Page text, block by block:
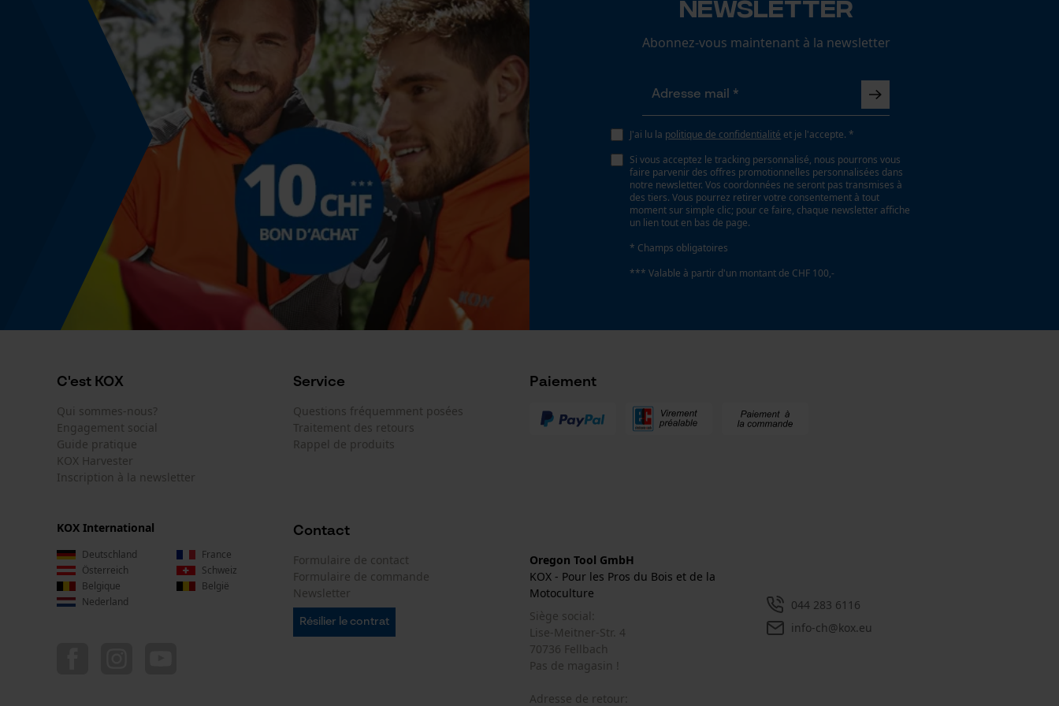
Angle daffûtage Coupe en biais
Non
Angle de poitrine sécurisant
404"
Distance du limiteur de profondeur Propulseur épaisseur de la rainure (mm)
1.6 mm
Épaisseur du propulseur / largeur de la rainure
0.063 in Non
Remplacement de chaîne sans outil
Non
Énergie & performance
Indicateur de capacité de la batterie
Non
Batterie incluse
Batterie/piles non incluses
Coloris
Couleur
Newsletter
Abonnez-vous maintenant à la newsletter
J'ai lu la politique de confidentialité et je l'accepte. *
Si vous acceptez le tracking personnalisé, nous pourrons vous
faire parvenir des offres promotionnelles personnalisées dans
notre newsletter. Vos coordonnées ne seront pas transmises à
des tiers. Vous pourrez retirer votre consentement à tout
moment sur simple clic; pour ce faire, chaque newsletter affiche
un lien tout en bas de page.
* Champs obligatoires
*** Valable à partir d'un montant de CHF 100,-
C'est KOX
Qui sommes-nous?
Engagement social
Guide pratique
KOX Harvester
Inscription à la newsletter
Service
Questions fréquemment posées
Traitement des retours
Rappel de produits
Paiement
Contact
Formulaire de contact
Formulaire de commande
Newsletter
Résilier le contrat
Oregon Tool GmbH
KOX - Pour les Pros du Bois et de la
Motoculture
Siège social:
Lise-Meitner-Str. 4
70736 Fellbach
Pas de magasin !
Adresse de retour:
044 283 6116
info-ch@kox.eu
KOX International
Deutschland
France
Österreich
Schweiz
Belgique
België
Nederland
Econda Analytics
Mouseflow Web Analytics Tool
Cookies de performance et de
fonctionnalité
Page d'accueil personnalisée
Panier sauvegardé
Google Maps
Google Global Site Tag